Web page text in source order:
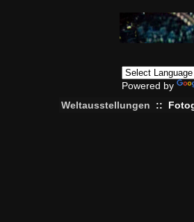
Powered by
Weltausstellungen ::